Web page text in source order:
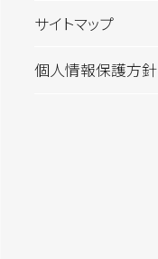
サイトマップ
個人情報保護方針